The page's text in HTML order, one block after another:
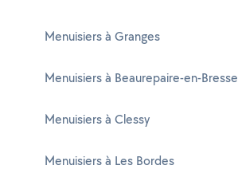
Menuisiers à Granges
Menuisiers à Beaurepaire-en-Bresse
Menuisiers à Clessy
Menuisiers à Les Bordes